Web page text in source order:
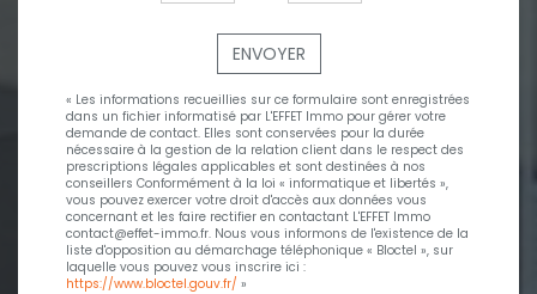
ENVOYER
« Les informations recueillies sur ce formulaire sont enregistrées
dans un fichier informatisé par L'EFFET Immo pour gérer votre
demande de contact. Elles sont conservées pour la durée
nécessaire à la gestion de la relation client dans le respect des
prescriptions légales applicables et sont destinées à nos
conseillers Conformément à la loi « informatique et libertés »,
vous pouvez exercer votre droit d'accès aux données vous
concernant et les faire rectifier en contactant L'EFFET Immo
contact@effet-immo.fr. Nous vous informons de l'existence de la
liste d'opposition au démarchage téléphonique « Bloctel », sur
laquelle vous pouvez vous inscrire ici :
https://www.bloctel.gouv.fr/ »